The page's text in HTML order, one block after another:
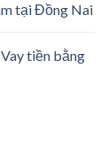
tại Đồng Nai
tiền bằng